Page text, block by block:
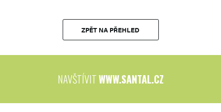
ZPĚT NA PŘEHLED
NAVŠTÍVITWWW.SANTAL.CZ